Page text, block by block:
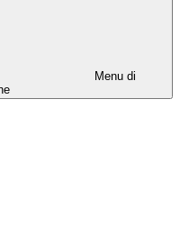
Menu di